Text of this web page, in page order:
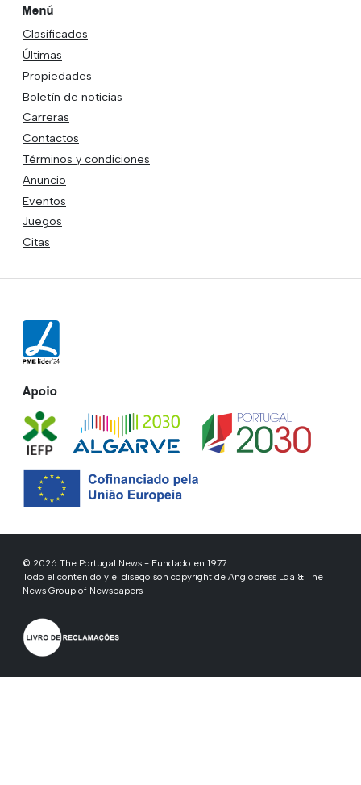
Menú
Clasificados
Últimas
Propiedades
Boletín de noticias
Carreras
Contactos
Términos y condiciones
Anuncio
Eventos
Juegos
Citas
Apoio
© 2026 The Portugal News - Fundado en 1977
Todo el contenido y el diseqo son copyright de Anglopress Lda & The
News Group of Newspapers